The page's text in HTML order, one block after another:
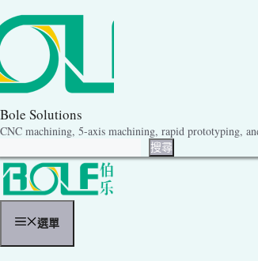
至
內
Bole Solutions
CNC machining, 5-axis machining, rapid prototyping,
搜尋
選單